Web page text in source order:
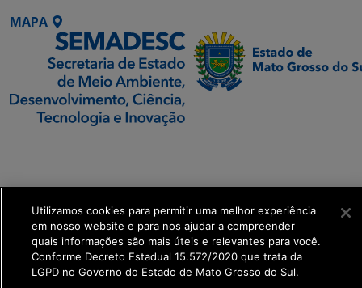
MAPA
Transformação Digital
get_footer();
Utilizamos cookies para permitir uma melhor experiência
em nosso website e para nos ajudar a compreender
quais informações são mais úteis e relevantes para você.
Conforme Decreto Estadual 15.572/2020 que trata da
LGPD no Governo do Estado de Mato Grosso do Sul.